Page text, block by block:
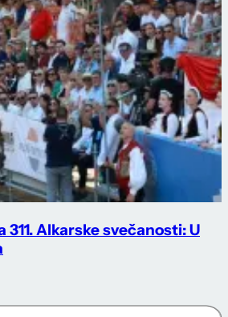
311. Alkarske svečanosti: U